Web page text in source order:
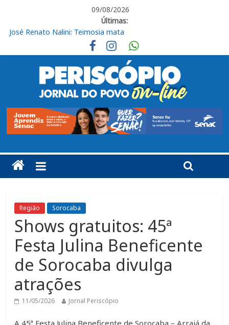
09/08/2026
Últimas:
José Renato Nalini: Teimosia mata
Obras de R$ 54 milhões avançam na Rodovia Vereador José de
Moraes, em Cabreúva
Em casa, Ituano Sub-20 perde para o Red Bull Bragantino
Ituano quer união para vencer o Barra neste sábado
Ituano vence o Barra pelo Campeonato Brasileiro da Série C
Região Sorocaba
Shows gratuitos: 45ª
Festa Julina Beneficente
de Sorocaba divulga
atrações
11/05/2026 Jornal Periscópio